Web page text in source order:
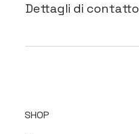
Dettagli di contatto
SHOP